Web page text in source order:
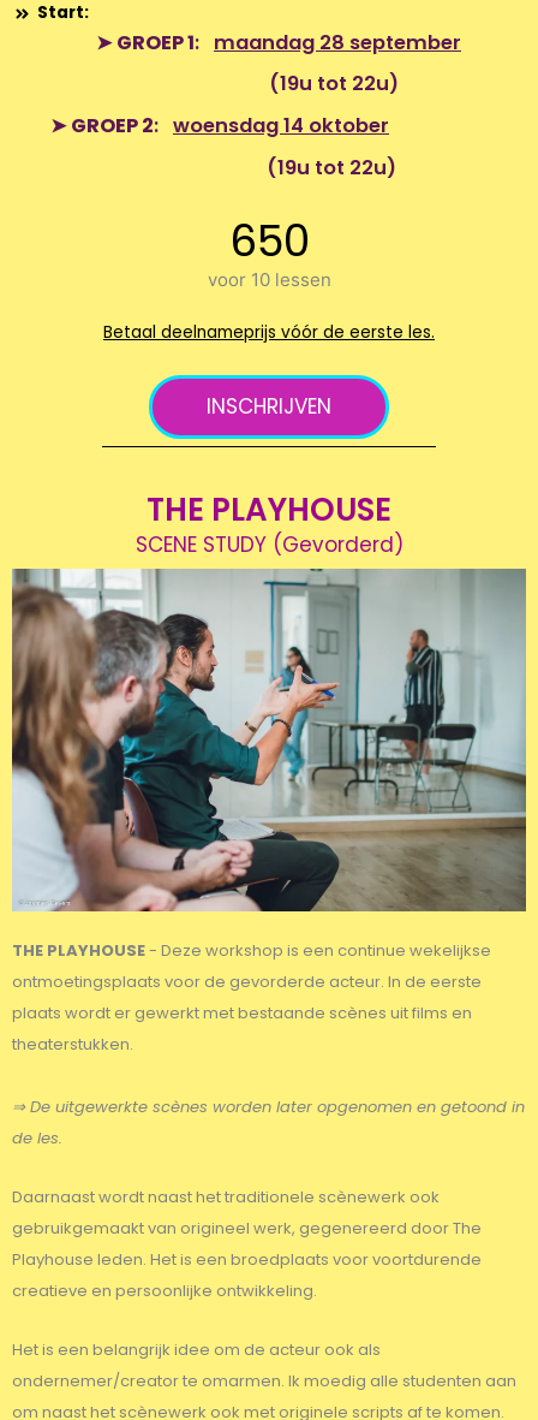
Start:
➤GROEP 1: maandag 28 september
(19u tot 22u)
➤GROEP 2: woensdag 14 oktober
(19u tot 22u)
650
voor 10 lessen
Betaal deelnameprijs vóór de eerste les.
INSCHRIJVEN
THE PLAYHOUSE
SCENE STUDY (Gevorderd)
THE PLAYHOUSE- Deze workshop is een continue wekelijkse
ontmoetingsplaats voor de gevorderde acteur. In de eerste
plaats wordt er gewerkt met bestaande scènes uit films en
theaterstukken.
⇒De uitgewerkte scènes worden later opgenomen en getoond in
de les.
Daarnaast wordt naast het traditionele scènewerk ook
gebruikgemaakt van origineel werk, gegenereerd door The
Playhouse leden. Het is een broedplaats voor voortdurende
creatieve en persoonlijke ontwikkeling.
Het is een belangrijk idee om de acteur ook als
ondernemer/creator te omarmen. Ik moedig alle studenten aan
om naast het scènewerk ook met originele scripts af te komen.